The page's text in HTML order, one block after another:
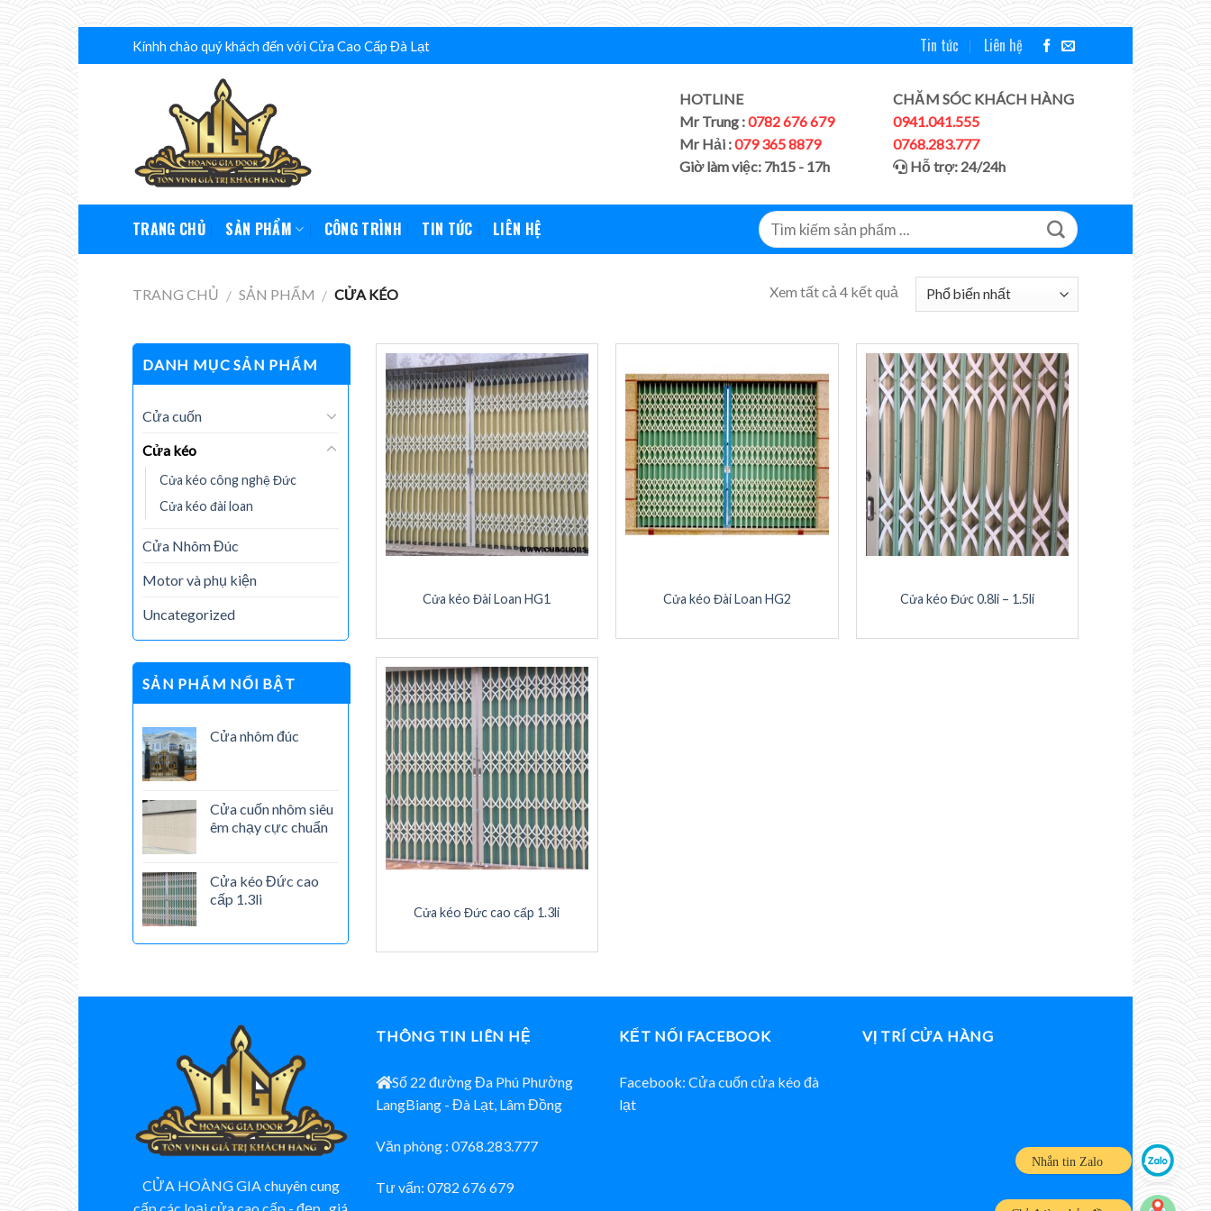
to
Kínhh chào quý khách đến với Cửa Cao Cấp Đà Lạt Tin tức Liên hệ
HOTLINE
Mr Trung :0782 676 679
Mr Hải :079 365 8879
Giờ làm việc: 7h15 - 17h
CHĂM SÓC KHÁCH HÀNG
0941.041.555
0768.283.777
Hỗ trợ: 24/24h
TRANG CHỦ SẢN PHẨM CÔNG TRÌNH TIN TỨC LIÊN HỆ
TRANG CHỦ / SẢN PHẨM / CỬA KÉO Xem tất cả 4 kết quả
DANH MỤC SẢN PHẨM
Cửa cuốn
Cửa kéo
Cửa kéo công nghệ Đức
Cửa kéo đài loan
Cửa Nhôm Đúc
Motor và phụ kiện
Uncategorized
SẢN PHẨM NỔI BẬT
Cửa nhôm đúc
Cửa cuốn nhôm siêu
êm chạy cực chuẩn
Cửa kéo Đức cao
cấp 1.3li
Cửa kéo Đài Loan HG1 Cửa kéo Đài Loan HG2 Cửa kéo Đức 0.8li – 1.5li
Cửa kéo Đức cao cấp 1.3li
CỬA HOÀNG GIA chuyên cung
THÔNG TIN LIÊN HỆ
Số 22 đường Đa Phú Phường
LangBiang - Đà Lạt, Lâm Đồng
Văn phòng : 0768.283.777
Tư vấn: 0782 676 679
KẾT NỐI FACEBOOK
Facebook: Cửa cuốn cửa kéo đà
lạt
VỊ TRÍ CỬA HÀNG